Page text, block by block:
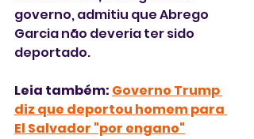
governo, admitiu que Abrego
Garcia não deveria ter sido
deportado.
Leia também: Governo Trump
diz que deportou homem para
El Salvador "por engano"